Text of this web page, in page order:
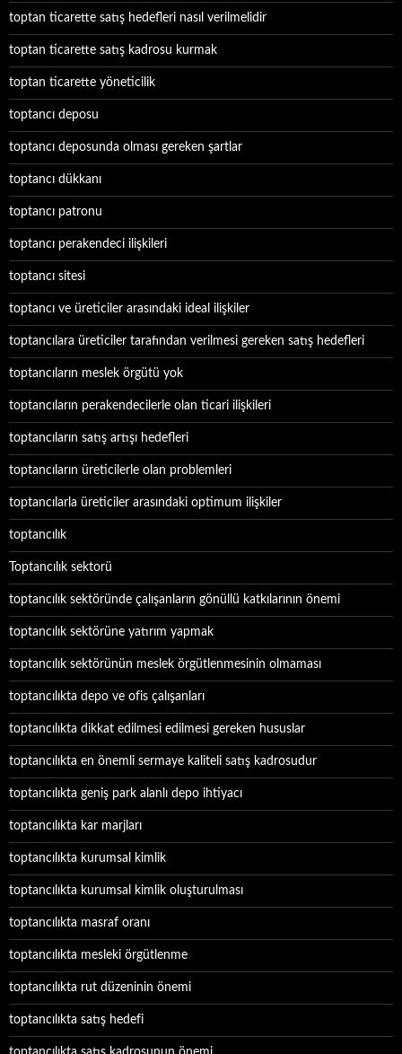
toptan ticarette satış hedefleri nasıl verilmelidir
toptan ticarette satış kadrosu kurmak
toptan ticarette yöneticilik
toptancı deposu
toptancı deposunda olması gereken şartlar
toptancı dükkanı
toptancı patronu
toptancı perakendeci ilişkileri
toptancı sitesi
toptancı ve üreticiler arasındaki ideal ilişkiler
toptancılara üreticiler tarafından verilmesi gereken satış hedefleri
toptancıların meslek örgütü yok
toptancıların perakendecilerle olan ticari ilişkileri
toptancıların satış artışı hedefleri
toptancıların üreticilerle olan problemleri
toptancılarla üreticiler arasındaki optimum ilişkiler
toptancılık
Toptancılık sektorü
toptancılık sektöründe çalışanların gönüllü katkılarının önemi
toptancılık sektörüne yatırım yapmak
toptancılık sektörünün meslek örgütlenmesinin olmaması
toptancılıkta depo ve ofis çalışanları
toptancılıkta dikkat edilmesi edilmesi gereken hususlar
toptancılıkta en önemli sermaye kaliteli satış kadrosudur
toptancılıkta geniş park alanlı depo ihtiyacı
toptancılıkta kar marjları
toptancılıkta kurumsal kimlik
toptancılıkta kurumsal kimlik oluşturulması
toptancılıkta masraf oranı
toptancılıkta mesleki örgütlenme
toptancılıkta rut düzeninin önemi
toptancılıkta satış hedefi